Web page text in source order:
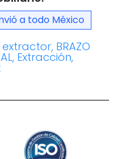
a todo México
extractor, BRAZO
, Extracción,